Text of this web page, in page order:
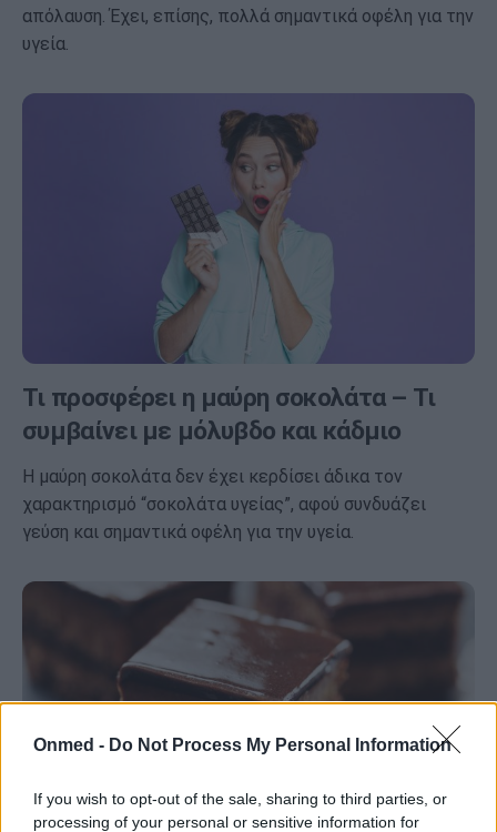
Onmed - Do Not Process My Personal Information
If you wish to opt-out of the sale, sharing to third parties, or
processing of your personal or sensitive information for
απόλαυση. Έχει, επίσης, πολλά σημαντικά οφέλη για την
υγεία.
Τι προσφέρει η μαύρη σοκολάτα – Τι
συμβαίνει με μόλυβδο και κάδμιο
Η μαύρη σοκολάτα δεν έχει κερδίσει άδικα τον
χαρακτηρισμό “σοκολάτα υγείας”, αφού συνδυάζει
γεύση και σημαντικά οφέλη για την υγεία.